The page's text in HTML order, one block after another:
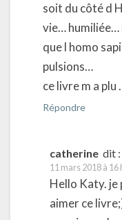
soit du côté d
vie… humiliée…
que l homo
pulsions…
ce livre m a
Répondre
catherine dit :
11 mars 2018 à 16
Hello Katy. je
aimer ce